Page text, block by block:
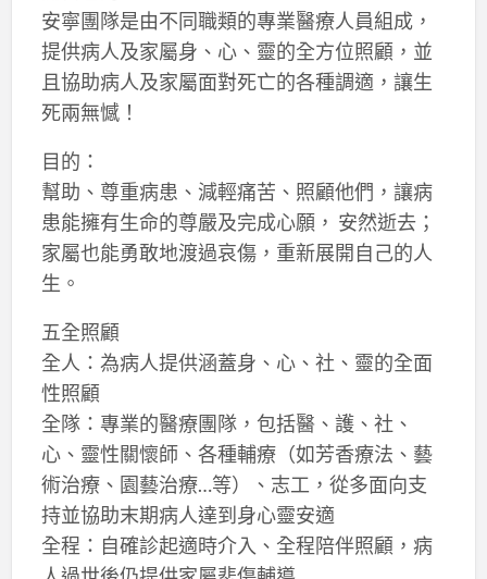
安寧團隊是由不同職類的專業醫療人員組成，
提供病人及家屬身、心、靈的全方位照顧，並
且協助病人及家屬面對死亡的各種調適，讓生
死兩無憾！
目的：
幫助、尊重病患、減輕痛苦、照顧他們，讓病
患能擁有生命的尊嚴及完成心願， 安然逝去；
家屬也能勇敢地渡過哀傷，重新展開自己的人
生。
五全照顧
全人：為病人提供涵蓋身、心、社、靈的全面
性照顧
全隊：專業的醫療團隊，包括醫、護、社、
心、靈性關懷師、各種輔療（如芳香療法、藝
術治療、園藝治療…等）、志工，從多面向支
持並協助末期病人達到身心靈安適
全程：自確診起適時介入、全程陪伴照顧，病